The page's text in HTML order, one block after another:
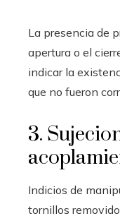
La presencia de
apertura o el
indicar la
que no fueron
3.
Indicios de
tornillos